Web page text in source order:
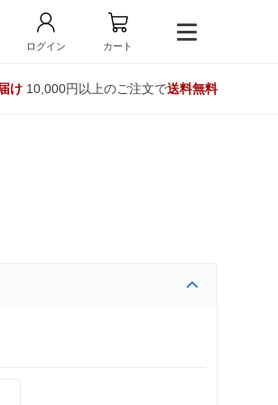
ログイン カート
け10,000円以上のご注文で送料無料